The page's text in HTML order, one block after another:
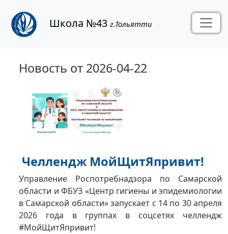
Школа №43 г.Тольятти
Новость от 2026-04-22
Челлендж МойЩитЯпривит!
Управление Роспотребнадзора по Самарской
области и ФБУЗ «Центр гигиены и эпидемиологии
в Самарской области» запускает с 14 по 30 апреля
2026 года в группах в соцсетях челлендж
#МойЩитЯпривит!